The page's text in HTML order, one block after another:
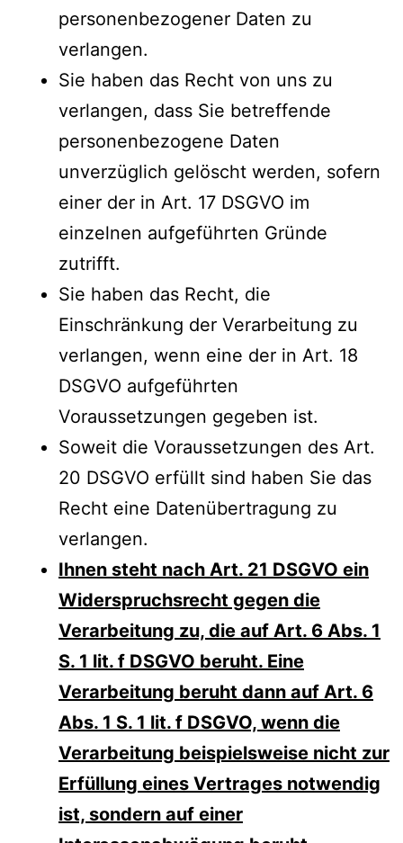
personenbezogener Daten zu
verlangen.
Sie haben das Recht von uns zu
verlangen, dass Sie betreffende
personenbezogene Daten
unverzüglich gelöscht werden, sofern
einer der in Art. 17 DSGVO im
einzelnen aufgeführten Gründe
zutrifft.
Sie haben das Recht, die
Einschränkung der Verarbeitung zu
verlangen, wenn eine der in Art. 18
DSGVO aufgeführten
Voraussetzungen gegeben ist.
Soweit die Voraussetzungen des Art.
20 DSGVO erfüllt sind haben Sie das
Recht eine Datenübertragung zu
verlangen.
Ihnen steht nach Art. 21 DSGVO ein
Widerspruchsrecht gegen die
Verarbeitung zu, die auf Art. 6 Abs. 1
S. 1 lit. f DSGVO beruht. Eine
Verarbeitung beruht dann auf Art. 6
Abs. 1 S. 1 lit. f DSGVO, wenn die
Verarbeitung beispielsweise nicht zur
Erfüllung eines Vertrages notwendig
ist, sondern auf einer